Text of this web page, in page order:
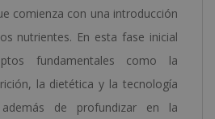
comienza con una introducción
nutrientes. En esta fase inicial
fundamentales como la
la dietética y la tecnología
de profundizar en la